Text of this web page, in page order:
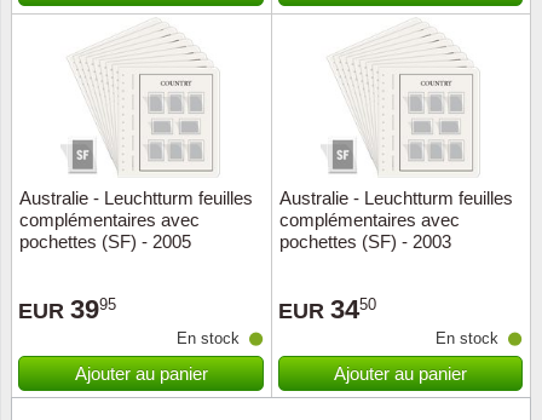
Australie - Leuchtturm feuilles
complémentaires avec
pochettes (SF) - 2005
EUR 3995
En stock
Ajouter au panier
Australie - Leuchtturm feuilles
complémentaires avec
pochettes (SF) - 2003
EUR 3450
En stock
Ajouter au panier